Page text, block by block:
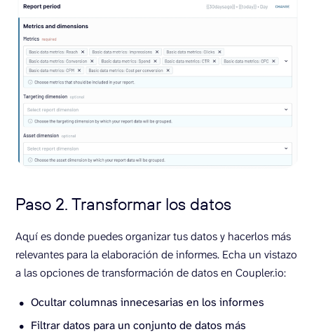
Paso 2. Transformar los datos
Aquí es donde puedes organizar tus datos y hacerlos más
relevantes para la elaboración de informes. Echa un vistazo
a las opciones de transformación de datos en Coupler.io:
Ocultar columnas innecesarias en los informes
Filtrar datos para un conjunto de datos más